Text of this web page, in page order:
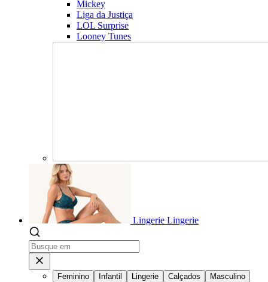
Mickey
Liga da Justiça
LOL Surprise
Looney Tunes
Lingerie Lingerie
Feminino Infantil Lingerie Calçados
Masculino